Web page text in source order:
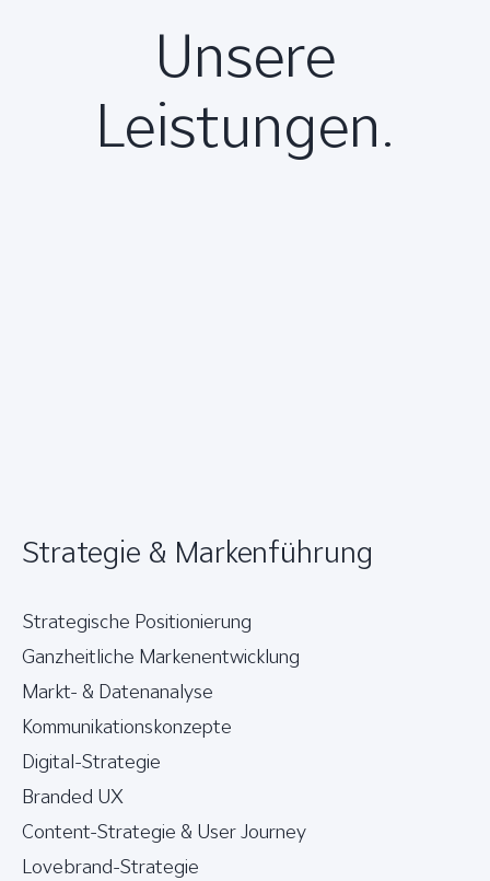
Unsere
Leistungen.
Strategie & Markenführung
Strategische Positionierung
Ganzheitliche Markenentwicklung
Markt- & Datenanalyse
Kommunikationskonzepte
Digital-Strategie
Branded UX
Content-Strategie & User Journey
Lovebrand-Strategie